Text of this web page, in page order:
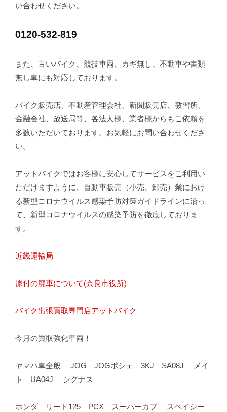
い合わせください。
0120-532-819
また、古いバイク、競技車両、カギ無し、不動車や書類
無し車にも対応しております。
バイク販売店、不動産管理会社、新聞販売店、教習所、
金融会社、放送局等、各法人様、業者様からもご依頼を
多数いただいております。お気軽にお問い合わせくださ
い。
アットバイクではお客様に安心してサービスをご利用い
ただけますように、自動車販売（小売、卸売）業におけ
る新型コロナウイルス感染予防対策ガイドラインに沿っ
て、新型コロナウイルスの感染予防を徹底しておりま
す。
近畿運輸局
原付の廃車について(奈良市役所)
バイク出張買取専門店アットバイク
今月の買取強化車両！
ヤマハ車全般 JOG JOGポシェ 3KJ SA08J メイ
ト UA04J シグナス
ホンダ リード125 PCX スーパーカブ スペイシー